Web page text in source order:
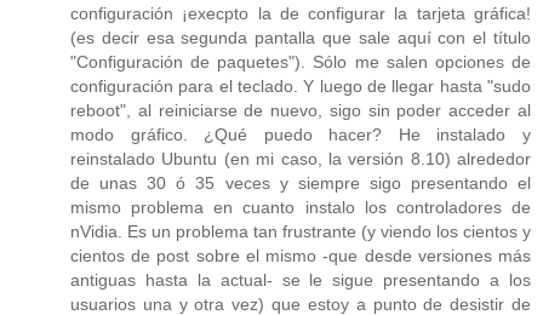
configuración ¡execpto la de configurar la tarjeta gráfica!
(es decir esa segunda pantalla que sale aquí con el título
"Configuración de paquetes"). Sólo me salen opciones de
configuración para el teclado. Y luego de llegar hasta "sudo
reboot", al reiniciarse de nuevo, sigo sin poder acceder al
modo gráfico. ¿Qué puedo hacer? He instalado y
reinstalado Ubuntu (en mi caso, la versión 8.10) alrededor
de unas 30 ó 35 veces y siempre sigo presentando el
mismo problema en cuanto instalo los controladores de
nVidia. Es un problema tan frustrante (y viendo los cientos y
cientos de post sobre el mismo -que desde versiones más
antiguas hasta la actual- se le sigue presentando a los
usuarios una y otra vez) que estoy a punto de desistir de